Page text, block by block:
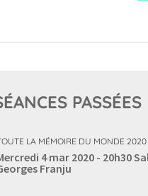
PASSÉES
LA MÉMOIRE DU MONDE 2020
4 mar 2020 - 20h30
Franju